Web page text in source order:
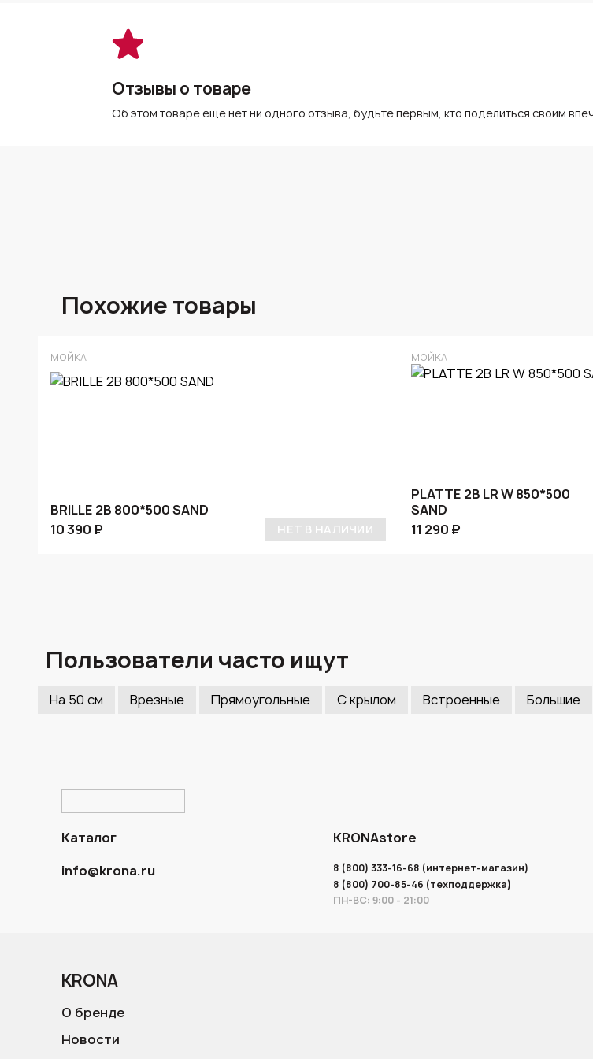
Отзывы о товаре
Об этом товаре еще нет ни одного отзыва, будьте первым, кто поделиться своим
Похожие товары
МОЙКА
BRILLE 2B 800*500 SAND
10 390 ₽
НЕТ В НАЛИЧИИ
МОЙКА
PLATTE 2B LR W 850*500
SAND
11 290 ₽
Пользователи часто ищут
На 50 см Врезные Прямоугольные С крылом Встроенные Большие
Каталог KRONAstore
info@krona.ru
8 (800) 333-16-68 (интернет-магазин)
8 (800) 700-85-46 (техподдержка)
ПН-ВС: 9:00 - 21:00
KRONA
О бренде
Новости